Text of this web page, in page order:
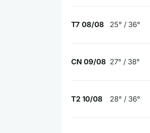
T7 08/08 25° / 36°
CN 09/08 27° / 38°
T2 10/08 28° / 36°